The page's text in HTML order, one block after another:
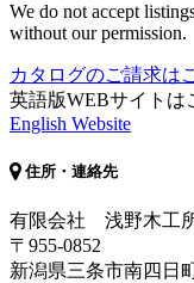
We do not accept
without our permission.
カタログのご請求は
英語版WEBサイトは
English Website
住所・連絡先
有限会社 浅野木工
〒955-0852
新潟県三条市南四日